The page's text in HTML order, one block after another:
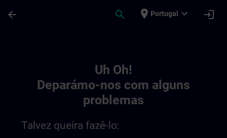
arrow_back search place Portugal expand_more login
Uh Oh!
Deparámo-nos com alguns
problemas
Talvez queira fazê-lo: